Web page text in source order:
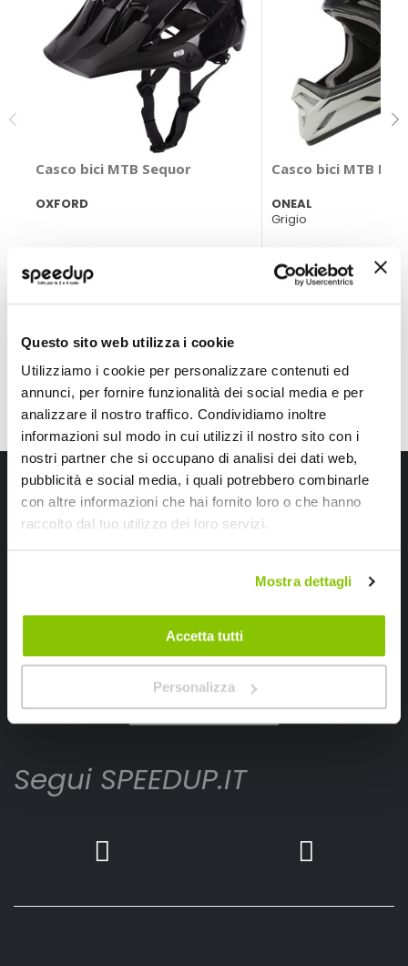
Questo sito web utilizza i cookie
Utilizziamo i cookie per personalizzare contenuti ed
annunci, per fornire funzionalità dei social media e per
analizzare il nostro traffico. Condividiamo inoltre
informazioni sul modo in cui utilizzi il nostro sito con i
nostri partner che si occupano di analisi dei dati web,
pubblicità e social media, i quali potrebbero combinarle
con altre informazioni che hai fornito loro o che hanno
raccolto dal tuo utilizzo dei loro servizi.
Mostra dettagli
Accetta tutti
Personalizza
Casco bici MTB Sequor
OXFORD
59,40 €
Casco bici MTB
ONEAL
Grigio
108,90 €
Iscriviti alla newsletter Speedup
Ricevi subito uno sconto del 10% per il tuo primo acquisto online!
Ho letto e accettato il documentoprivacy policy
Iscrivimi
Segui SPEEDUP.IT